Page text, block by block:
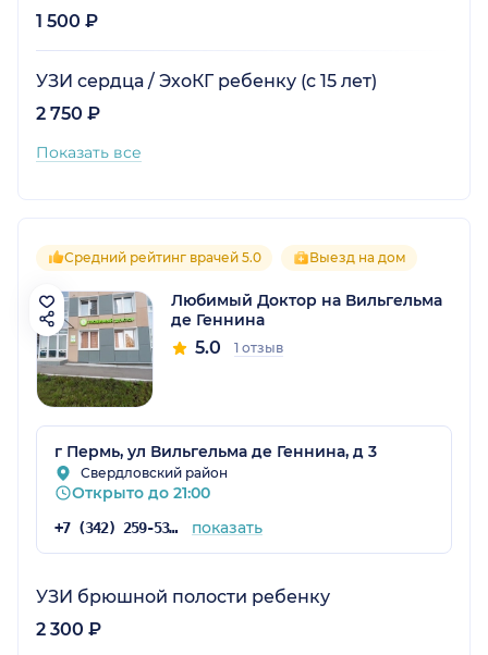
1 500 ₽
УЗИ сердца / ЭхоКГ ребенку (с 15 лет)
2 750 ₽
Показать все
Средний рейтинг врачей 5.0 Выезд на дом
Любимый Доктор на Вильгельма
де Геннина
5.0 1 отзыв
г Пермь, ул Вильгельма де Геннина, д 3
Свердловский район
Открыто до 21:00
+7 (342) 259-53-03 показать
УЗИ брюшной полости ребенку
2 300 ₽